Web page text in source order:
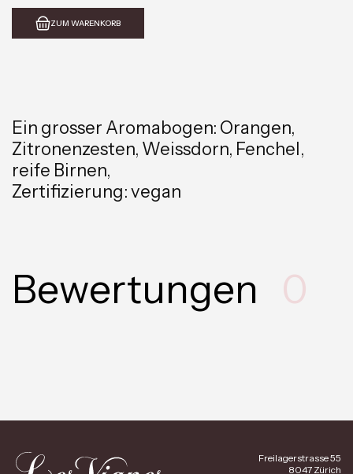
ZUM WARENKORB
Ein grosser Aromabogen: Orangen,
Zitronenzesten, Weissdorn, Fenchel,
reife Birnen,
Zertifizierung: vegan
Bewertungen 0
Freilagerstrasse 55
8047 Zürich